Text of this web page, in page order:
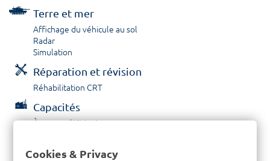
Terre et mer
Affichage du véhicule au sol
Radar
Simulation
Réparation et révision
Réhabilitation CRT
Capacités
À propos / Historique
Cookies & Privacy